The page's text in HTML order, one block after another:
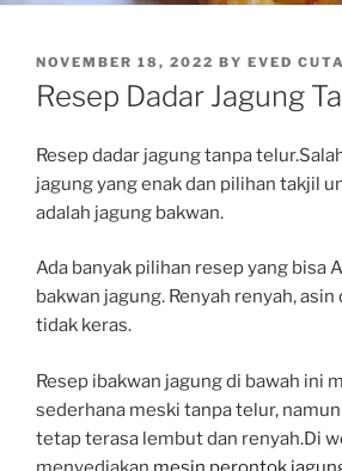
POSTED
ON
NOVEMBER 18, 2022 BY EVED
Resep Dadar Jagung
Resep dadar jagung tanpa
jagung yang enak dan pilihan takjil
adalah jagung bakwan.
Ada banyak pilihan resep yang bisa
bakwan jagung. Renyah renyah, asin
tidak keras.
Resep ibakwan jagung di bawah ini
sederhana meski tanpa telur,
tetap terasa lembut dan renyah.Di